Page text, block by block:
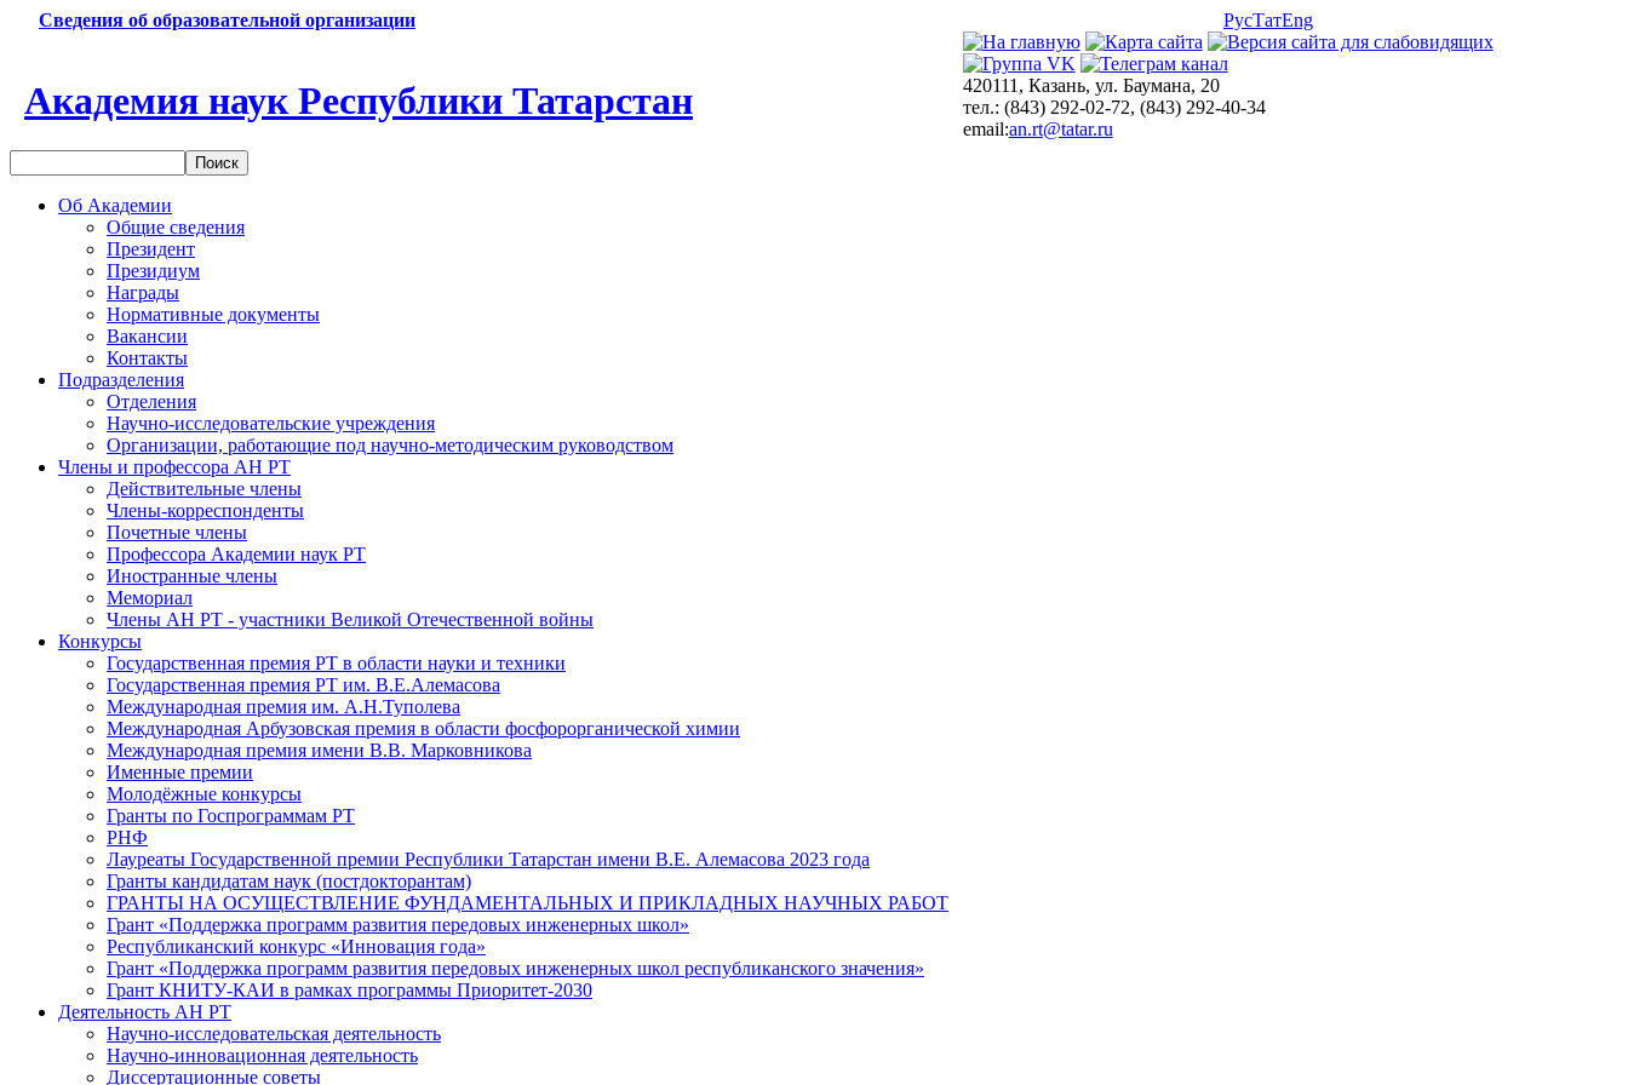
Сведения об образовательной организации РусТатEng
Академия наук Республики Татарстан
420111, Казань, ул. Баумана, 20
тел.: (843) 292-02-72, (843) 292-40-34
email:an.rt@tatar.ru
Об Академии
Общие сведения
Президент
Президиум
Награды
Нормативные документы
Вакансии
Контакты
Подразделения
Отделения
Научно-исследовательские учреждения
Организации, работающие под научно-методическим руководством
Члены и профессора АН РТ
Действительные члены
Члены-корреспонденты
Почетные члены
Профессора Академии наук РТ
Иностранные члены
Мемориал
Члены АН РТ - участники Великой Отечественной войны
Конкурсы
Государственная премия РТ в области науки и техники
Государственная премия РТ им. В.Е.Алемасова
Международная премия им. А.Н.Туполева
Международная Арбузовская премия в области фосфорорганической химии
Международная премия имени В.В. Марковникова
Именные премии
Молодёжные конкурсы
Гранты по Госпрограммам РТ
РНФ
Лауреаты Государственной премии Республики Татарстан имени В.Е. Алемасова 2023 года
Гранты кандидатам наук (постдокторантам)
ГРАНТЫ НА ОСУЩЕСТВЛЕНИЕ ФУНДАМЕНТАЛЬНЫХ И ПРИКЛАДНЫХ НАУЧНЫХ РАБОТ
Грант «Поддержка программ развития передовых инженерных школ»
Республиканский конкурс «Инновация года»
Грант «Поддержка программ развития передовых инженерных школ республиканского значения»
Грант КНИТУ-КАИ в рамках программы Приоритет-2030
Деятельность АН РТ
Научно-исследовательская деятельность
Научно-инновационная деятельность
Диссертационные советы